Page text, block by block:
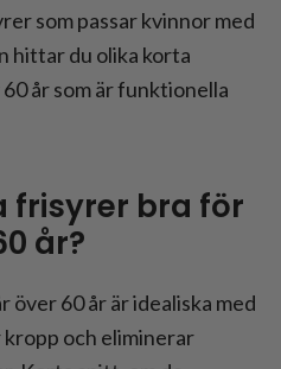
som passar kvinnor med
hittar du olika korta
år som är funktionella
frisyrer bra för
år?
60 år är idealiska med
och eliminerar